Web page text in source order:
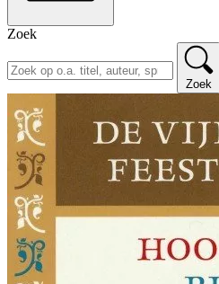
Zoek
Zoek